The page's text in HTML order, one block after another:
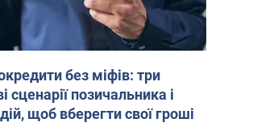
без міфів: три
сценарії позичальника і
щоб вберегти свої гроші